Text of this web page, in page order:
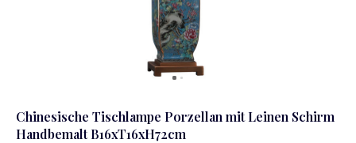
Chinesische Tischlampe Porzellan mit Leinen Schirm
Handbemalt B16xT16xH72cm